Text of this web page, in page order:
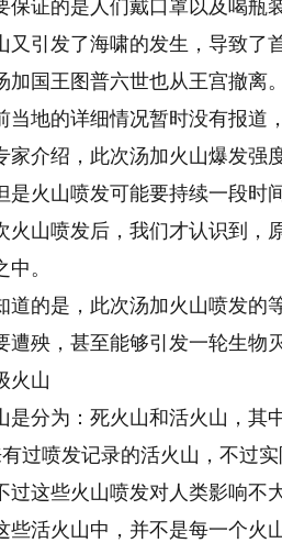
保证的是人们戴口罩以及喝瓶装
又引发了海啸的发生，导致了
加国王图普六世也从王宫撤离。
当地的详细情况暂时没有报道
家介绍，此次汤加火山爆发强
是火山喷发可能要持续一段时
火山喷发后，我们才认识到，
。
道的是，此次汤加火山喷发的
遭殃，甚至能够引发一轮生物
火山
是分为：死火山和活火山，其
过喷发记录的活火山，不过
过这些火山喷发对人类影响不
些活火山中，并不是每一个火